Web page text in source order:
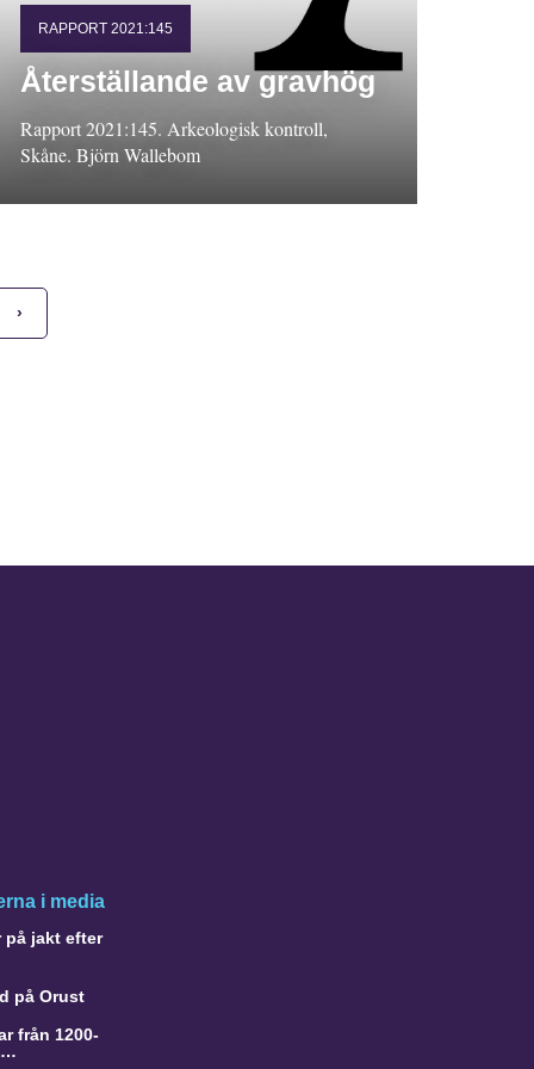
RAPPORT 2021:145
Återställande av gravhög
Rapport 2021:145. Arkeologisk kontroll,
Skåne. Björn Wallebom
›
i media
på jakt efter
på Orust
från 1200-